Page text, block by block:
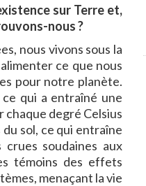
sur Terre et,
nous ?
nous vivons sous la
ce que nous
pour notre planète.
qui a entraîné une
degré Celsius
sol, ce qui entraîne
soudaines aux
témoins des effets
menaçant la vie